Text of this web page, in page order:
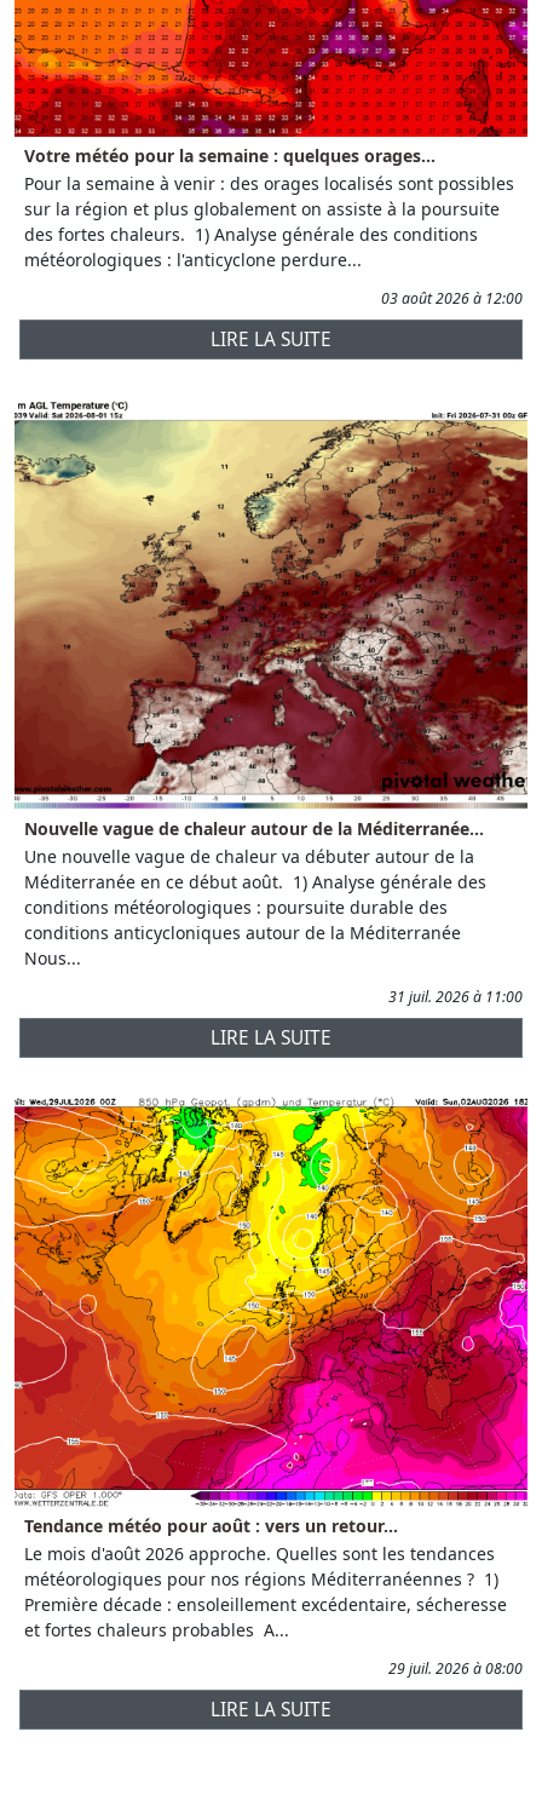
Votre météo pour la semaine : quelques orages...
Pour la semaine à venir : des orages localisés sont possibles
sur la région et plus globalement on assiste à la poursuite
des fortes chaleurs. 1) Analyse générale des conditions
météorologiques : l'anticyclone perdure...
03 août 2026 à 12:00
LIRE LA SUITE
Nouvelle vague de chaleur autour de la Méditerranée...
Une nouvelle vague de chaleur va débuter autour de la
Méditerranée en ce début août. 1) Analyse générale des
conditions météorologiques : poursuite durable des
conditions anticycloniques autour de la Méditerranée
Nous...
31 juil. 2026 à 11:00
LIRE LA SUITE
Tendance météo pour août : vers un retour...
Le mois d'août 2026 approche. Quelles sont les tendances
météorologiques pour nos régions Méditerranéennes ? 1)
Première décade : ensoleillement excédentaire, sécheresse
et fortes chaleurs probables A...
29 juil. 2026 à 08:00
LIRE LA SUITE